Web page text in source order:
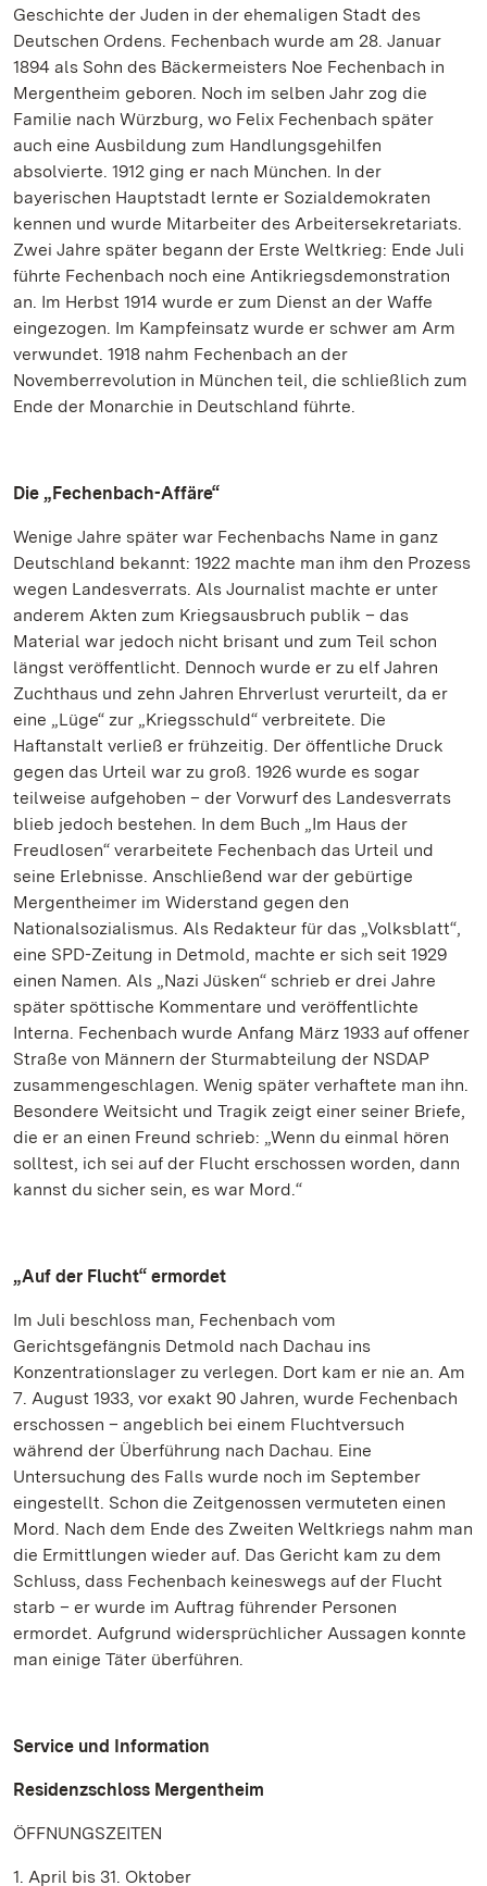
Geschichte der Juden in der ehemaligen Stadt des
Deutschen Ordens. Fechenbach wurde am 28. Januar
1894 als Sohn des Bäckermeisters Noe Fechenbach in
Mergentheim geboren. Noch im selben Jahr zog die
Familie nach Würzburg, wo Felix Fechenbach später
auch eine Ausbildung zum Handlungsgehilfen
absolvierte. 1912 ging er nach München. In der
bayerischen Hauptstadt lernte er Sozialdemokraten
kennen und wurde Mitarbeiter des Arbeitersekretariats.
Zwei Jahre später begann der Erste Weltkrieg: Ende Juli
führte Fechenbach noch eine Antikriegsdemonstration
an. Im Herbst 1914 wurde er zum Dienst an der Waffe
eingezogen. Im Kampfeinsatz wurde er schwer am Arm
verwundet. 1918 nahm Fechenbach an der
Novemberrevolution in München teil, die schließlich zum
Ende der Monarchie in Deutschland führte.
Die „Fechenbach-Affäre“
Wenige Jahre später war Fechenbachs Name in ganz
Deutschland bekannt: 1922 machte man ihm den Prozess
wegen Landesverrats. Als Journalist machte er unter
anderem Akten zum Kriegsausbruch publik – das
Material war jedoch nicht brisant und zum Teil schon
längst veröffentlicht. Dennoch wurde er zu elf Jahren
Zuchthaus und zehn Jahren Ehrverlust verurteilt, da er
eine „Lüge“ zur „Kriegsschuld“ verbreitete. Die
Haftanstalt verließ er frühzeitig. Der öffentliche Druck
gegen das Urteil war zu groß. 1926 wurde es sogar
teilweise aufgehoben – der Vorwurf des Landesverrats
blieb jedoch bestehen. In dem Buch „Im Haus der
Freudlosen“ verarbeitete Fechenbach das Urteil und
seine Erlebnisse. Anschließend war der gebürtige
Mergentheimer im Widerstand gegen den
Nationalsozialismus. Als Redakteur für das „Volksblatt“,
eine SPD-Zeitung in Detmold, machte er sich seit 1929
einen Namen. Als „Nazi Jüsken“ schrieb er drei Jahre
später spöttische Kommentare und veröffentlichte
Interna. Fechenbach wurde Anfang März 1933 auf offener
Straße von Männern der Sturmabteilung der NSDAP
zusammengeschlagen. Wenig später verhaftete man ihn.
Besondere Weitsicht und Tragik zeigt einer seiner Briefe,
die er an einen Freund schrieb: „Wenn du einmal hören
solltest, ich sei auf der Flucht erschossen worden, dann
kannst du sicher sein, es war Mord.“
„Auf der Flucht“ ermordet
Im Juli beschloss man, Fechenbach vom
Gerichtsgefängnis Detmold nach Dachau ins
Konzentrationslager zu verlegen. Dort kam er nie an. Am
7. August 1933, vor exakt 90 Jahren, wurde Fechenbach
erschossen – angeblich bei einem Fluchtversuch
während der Überführung nach Dachau. Eine
Untersuchung des Falls wurde noch im September
eingestellt. Schon die Zeitgenossen vermuteten einen
Mord. Nach dem Ende des Zweiten Weltkriegs nahm man
die Ermittlungen wieder auf. Das Gericht kam zu dem
Schluss, dass Fechenbach keineswegs auf der Flucht
starb – er wurde im Auftrag führender Personen
ermordet. Aufgrund widersprüchlicher Aussagen konnte
man einige Täter überführen.
Service und Information
Residenzschloss Mergentheim
ÖFFNUNGSZEITEN
1. April bis 31. Oktober